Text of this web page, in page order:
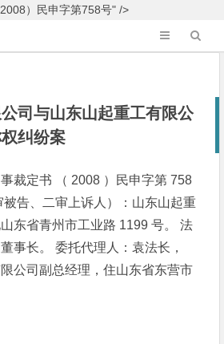
）民申字第758号" />
司与山东山起重工有限公
纠纷案
裁定书 （ 2008 ）民申字第 758
告、二审上诉人）：山东山起重
东省青州市工业路 1199 号。 法
事长。 委托代理人：袁法长，
公司副总经理，住山东省东营市